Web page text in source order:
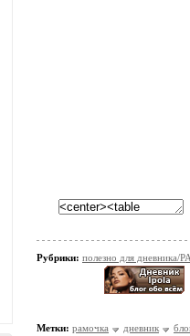
Рубрики: полезно для
Метки: рамочка дневник